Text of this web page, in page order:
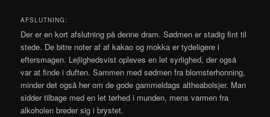
AFSLUTNING:
Der er en kort afslutning på denne dram. Sødmen er stadig fint til
stede. De bitre noter af af kakao og mokka er tydeligere i
eftersmagen. Lejlighedsvist opleves en let syrlighed, der også
var at finde i duften. Sammen med sødmen fra blomsterhonning,
minder det også her om de gode gammeldags altheabolsjer. Man
sidder tilbage med en let tørhed i munden, mens varmen fra
alkoholen breder sig i brystet.